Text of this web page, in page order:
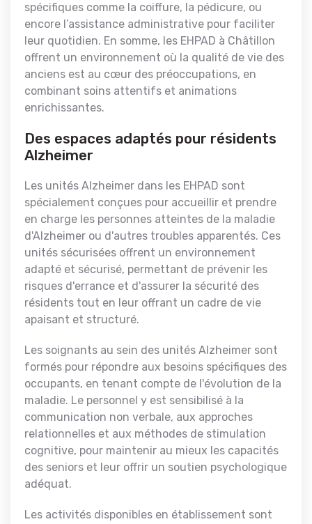
spécifiques comme la coiffure, la pédicure, ou
encore l’assistance administrative pour faciliter
leur quotidien. En somme, les EHPAD à Châtillon
offrent un environnement où la qualité de vie des
anciens est au cœur des préoccupations, en
combinant soins attentifs et animations
enrichissantes.
Des espaces adaptés pour résidents
Alzheimer
Les unités Alzheimer dans les EHPAD sont
spécialement conçues pour accueillir et prendre
en charge les personnes atteintes de la maladie
d'Alzheimer ou d'autres troubles apparentés. Ces
unités sécurisées offrent un environnement
adapté et sécurisé, permettant de prévenir les
risques d'errance et d'assurer la sécurité des
résidents tout en leur offrant un cadre de vie
apaisant et structuré.
Les soignants au sein des unités Alzheimer sont
formés pour répondre aux besoins spécifiques des
occupants, en tenant compte de l'évolution de la
maladie. Le personnel y est sensibilisé à la
communication non verbale, aux approches
relationnelles et aux méthodes de stimulation
cognitive, pour maintenir au mieux les capacités
des seniors et leur offrir un soutien psychologique
adéquat.
Les activités disponibles en établissement sont